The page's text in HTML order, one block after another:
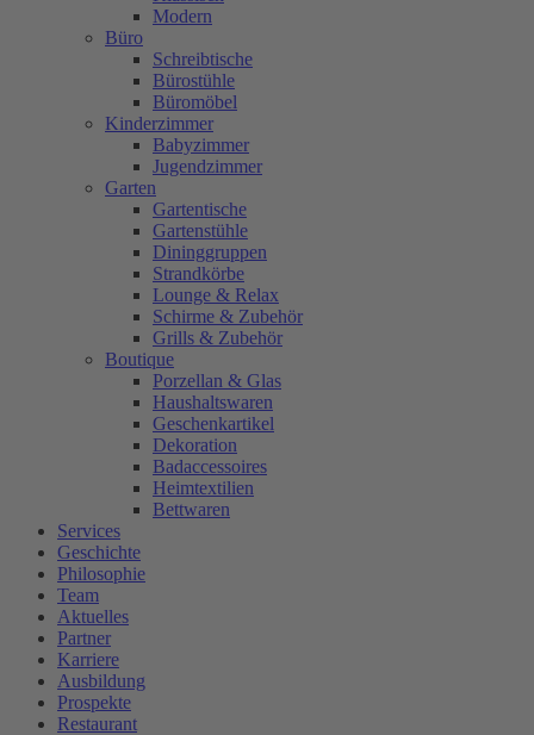
Modern
Büro
Schreibtische
Bürostühle
Büromöbel
Kinderzimmer
Babyzimmer
Jugendzimmer
Garten
Gartentische
Gartenstühle
Dininggruppen
Strandkörbe
Lounge & Relax
Schirme & Zubehör
Grills & Zubehör
Boutique
Porzellan & Glas
Haushaltswaren
Geschenkartikel
Dekoration
Badaccessoires
Heimtextilien
Bettwaren
Services
Geschichte
Philosophie
Team
Aktuelles
Partner
Karriere
Ausbildung
Prospekte
Restaurant